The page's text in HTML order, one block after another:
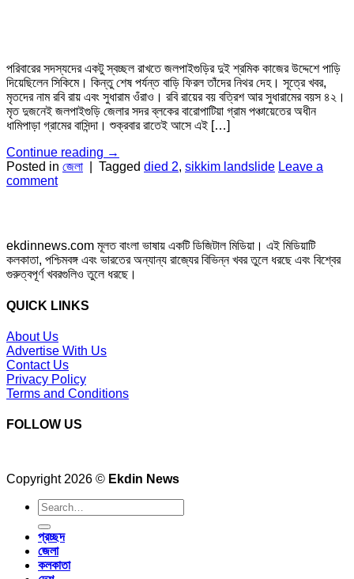
পরিবারের সদস্যদের একটু স্বচ্ছল রাখতে জলপাইগুড়ির দুই শ্রমিক কাজের উদ্দেশে পাড়ি
দিয়েছিলেন সিকিমে। কিন্তু শেষ পর্যন্ত বাড়ি ফিরল তাঁদের নিথর দেহ। সূত্রে খবর,
মৃতদের নাম রবি রায় এবং সুধারাম ওঁরাও। রবি রায়ের বয় বত্রিশ আর সুধারামের বয়স ৪২।
মৃত দুজনেই জলপাইগুড়ি জেলার সদর ব্লকের বারোপাটিয়া গ্রাম পঞ্চায়েতের অধীন
ধামিপাড়া গ্রামের বাসিন্দা। শুক্রবার রাতেই আসে এই […]
Continue reading →
Posted in জেলা Tagged died 2, sikkim landslide Leave a
comment
ekdinnews.com মূলত বাংলা ভাষায় একটি ডিজিটাল মিডিয়া। এই মিডিয়াটি
কলকাতা, পশ্চিমবঙ্গ এবং ভারতের অন্যান্য রাজ্যের বিভিন্ন খবর তুলে ধরছে এবং বিশ্বের
গুরুত্বপূর্ণ খবরগুলিও তুলে ধরছে।
QUICK LINKS
About Us
Advertise With Us
Contact Us
Privacy Policy
Terms and Conditions
FOLLOW US
Copyright 2026 © Ekdin News
প্রচ্ছদ
জেলা
কলকাতা